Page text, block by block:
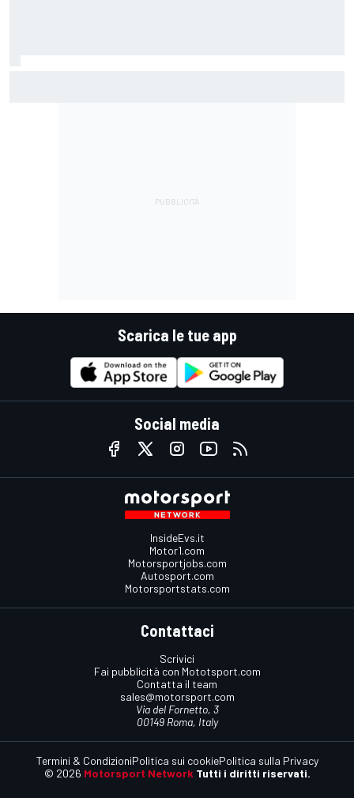
Scarica le tue app
Social media
InsideEvs.it
Motor1.com
Motorsportjobs.com
Autosport.com
Motorsportstats.com
Contattaci
Scrivici
Fai pubblicità con Mototsport.com
Contatta il team
sales@motorsport.com
Via del Fornetto, 3
00149 Roma, Italy
© 2026 Motorsport Network Tutti i diritti riservati.
Termini & CondizioniPolitica sui cookiePolitica sulla Privacy